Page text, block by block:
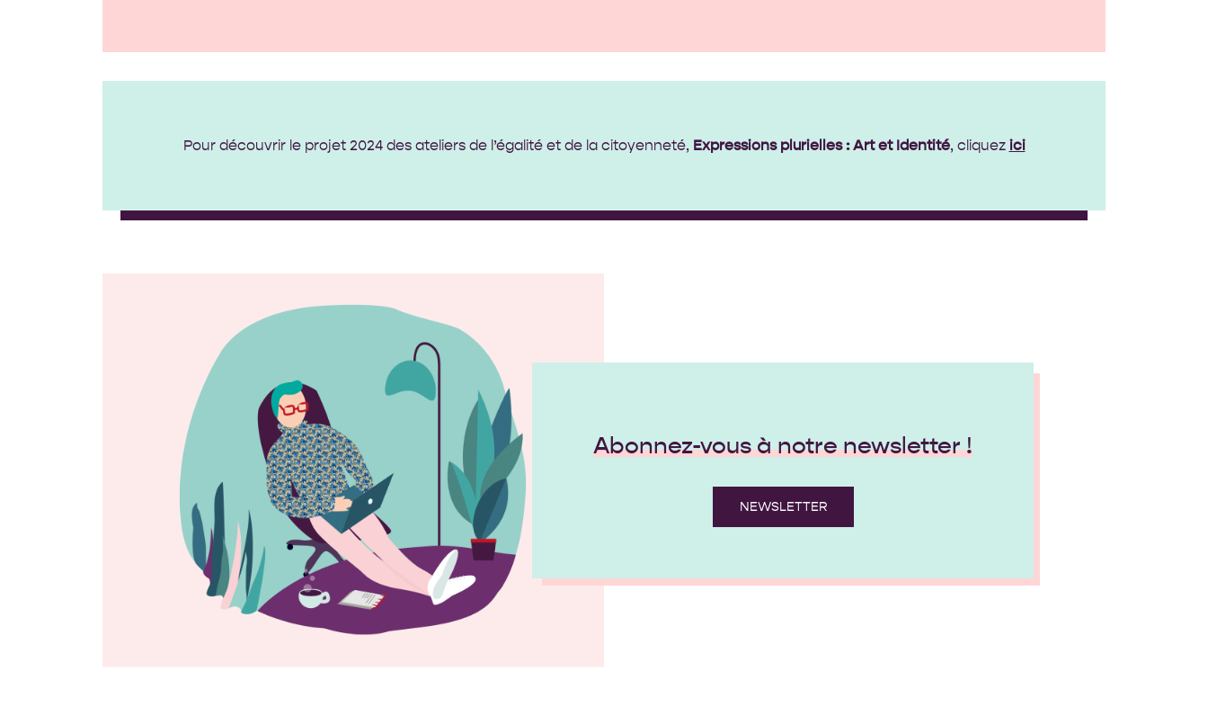
Pour découvrir le projet 2024 des ateliers de l’égalité et de la citoyenneté, Expressions plurielles : Art et Identité, cliquez ici
Abonnez-vous à notre newsletter !
NEWSLETTER